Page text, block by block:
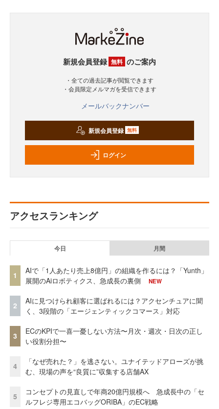
新規会員登録 無料 のご案内
・全ての過去記事が閲覧できます
・会員限定メルマガを受信できます
メールバックナンバー
新規会員登録 無料
ログイン
アクセスランキング
今日 月間
1
AIで「1人あたり売上8億円」の組織を作るには？「Yunth」
展開のAiロボティクス、急成長の裏側
NEW
2
AIに見つけられ顧客に選ばれるには？アクセンチュアに聞
く、3段階の「エージェンティックコマース」対応
3
ECのKPIで一喜一憂しない方法〜月次・週次・日次の正し
い役割分担〜
4
「なぜ売れた？」を逃さない。ユナイテッドアローズが挑
む、現場の声を“良質に”収集する店舗AX
5
コンセプトの見直しで年商20億円規模へ 急成長中の「セ
ルフレジ専用エコバッグORIBA」のEC戦略